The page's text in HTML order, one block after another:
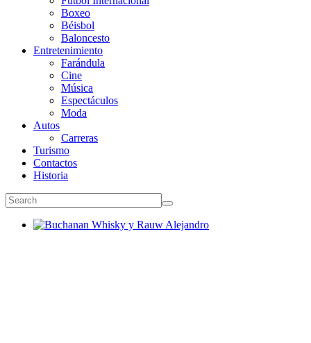
Boxeo
Béisbol
Baloncesto
Entretenimiento
Farándula
Cine
Música
Espectáculos
Moda
Autos
Carreras
Turismo
Contactos
Historia